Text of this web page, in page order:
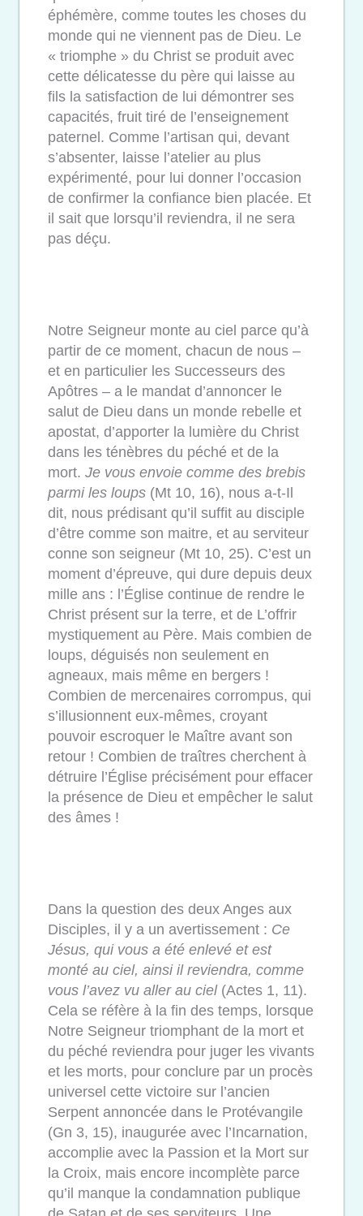
éphémère, comme toutes les choses du
monde qui ne viennent pas de Dieu. Le
« triomphe » du Christ se produit avec
cette délicatesse du père qui laisse au
fils la satisfaction de lui démontrer ses
capacités, fruit tiré de l’enseignement
paternel. Comme l’artisan qui, devant
s’absenter, laisse l’atelier au plus
expérimenté, pour lui donner l’occasion
de confirmer la confiance bien placée. Et
il sait que lorsqu’il reviendra, il ne sera
pas déçu.
Notre Seigneur monte au ciel parce qu’à
partir de ce moment, chacun de nous –
et en particulier les Successeurs des
Apôtres – a le mandat d’annoncer le
salut de Dieu dans un monde rebelle et
apostat, d’apporter la lumière du Christ
dans les ténèbres du péché et de la
mort. Je vous envoie comme des brebis
parmi les loups (Mt 10, 16), nous a-t-Il
dit, nous prédisant qu’il suffit au disciple
d’être comme son maitre, et au serviteur
conne son seigneur (Mt 10, 25). C’est un
moment d’épreuve, qui dure depuis deux
mille ans : l’Église continue de rendre le
Christ présent sur la terre, et de L’offrir
mystiquement au Père. Mais combien de
loups, déguisés non seulement en
agneaux, mais même en bergers !
Combien de mercenaires corrompus, qui
s’illusionnent eux-mêmes, croyant
pouvoir escroquer le Maître avant son
retour ! Combien de traîtres cherchent à
détruire l’Église précisément pour effacer
la présence de Dieu et empêcher le salut
des âmes !
Dans la question des deux Anges aux
Disciples, il y a un avertissement : Ce
Jésus, qui vous a été enlevé et est
monté au ciel, ainsi il reviendra, comme
vous l’avez vu aller au ciel (Actes 1, 11).
Cela se réfère à la fin des temps, lorsque
Notre Seigneur triomphant de la mort et
du péché reviendra pour juger les vivants
et les morts, pour conclure par un procès
universel cette victoire sur l’ancien
Serpent annoncée dans le Protévangile
(Gn 3, 15), inaugurée avec l’Incarnation,
accomplie avec la Passion et la Mort sur
la Croix, mais encore incomplète parce
qu’il manque la condamnation publique